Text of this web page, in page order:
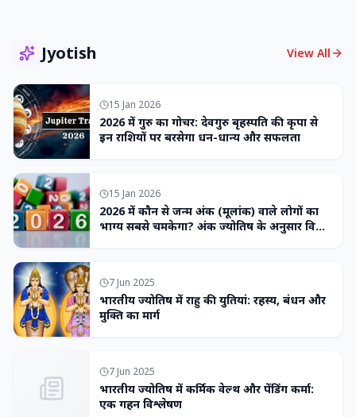
Jyotish View All
15 Jan 2026
2026 में गुरु का गोचर: देवगुरु बृहस्पति की कृपा से
इन राशियों पर बरसेगा धन-धान्य और सफलता
15 Jan 2026
2026 में कौन से जन्म अंक (मूलांक) वाले लोगों का
भाग्य सबसे चमकेगा? अंक ज्योतिष के अनुसार विशेष
7 Jun 2025
भारतीय ज्योतिष में राहु की युतियां: रहस्य, बंधन और
मुक्ति का मार्ग
7 Jun 2025
भारतीय ज्योतिष में कर्मिक वेल्थ और पेंडिंग कर्मा:
एक गहन विश्लेषण